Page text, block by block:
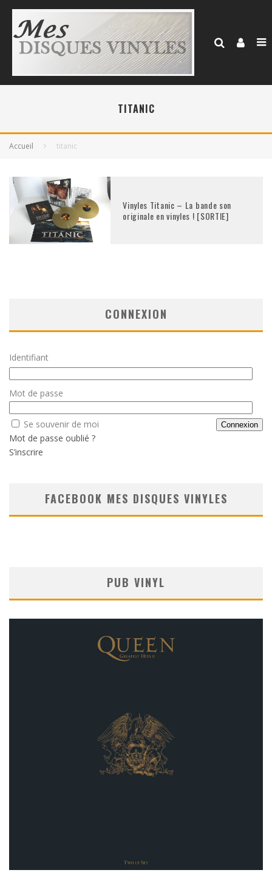
TITANIC
Accueil titanic
Vinyles Titanic – La bande son
originale en vinyles ! [SORTIE]
CONNEXION
Identifiant
Mot de passe
Se souvenir de moi
Mot de passe oublié ?
S’inscrire
FACEBOOK MES DISQUES VINYLES
PUB VINYL